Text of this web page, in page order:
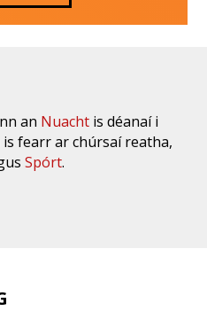
an Nuacht is déanaí i
is fearr ar chúrsaí reatha,
Spórt.